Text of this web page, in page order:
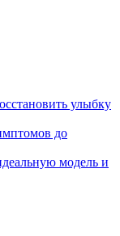
улыбку
до
модель и